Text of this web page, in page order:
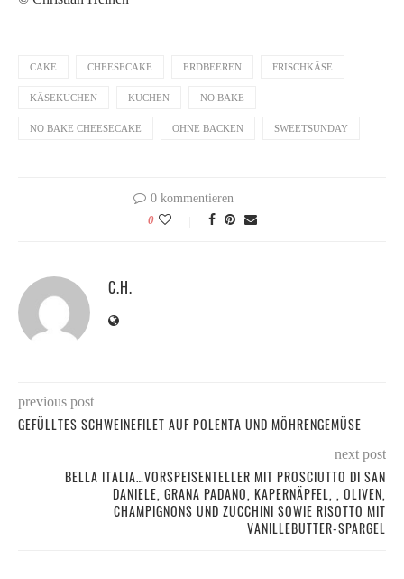
CAKE CHEESECAKE ERDBEEREN FRISCHKÄSE
KÄSEKUCHEN KUCHEN NO BAKE
NO BAKE CHEESECAKE OHNE BACKEN SWEETSUNDAY
0 kommentieren
0
C.H.
previous post
GEFÜLLTES SCHWEINEFILET AUF POLENTA UND MÖHRENGEMÜSE
next post
BELLA ITALIA…VORSPEISENTELLER MIT PROSCIUTTO DI SAN
DANIELE, GRANA PADANO, KAPERNÄPFEL, , OLIVEN,
CHAMPIGNONS UND ZUCCHINI SOWIE RISOTTO MIT
VANILLEBUTTER-SPARGEL